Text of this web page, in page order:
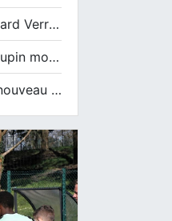
Bernard Verret en dédicaces le samedi 13 décembre à l’Espace Culturel Atlantis
« Saupin mon amour » au salon du livre de Trentemoult
Un nouveau tirage pour le Docu-BD